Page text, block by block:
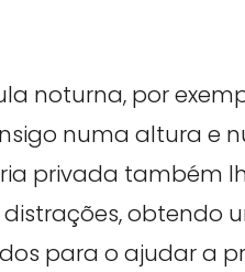
noturna, por
numa altura e
privada também
obtendo
para o ajudar a